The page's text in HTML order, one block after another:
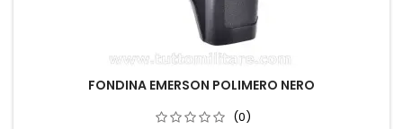
FONDINA EMERSON POLIMERO NERO
(0)